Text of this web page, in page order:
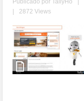
Publicado porTallyHo
2872 Views